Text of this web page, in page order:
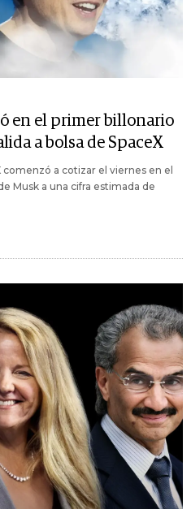
en el primer billonario
a bolsa de SpaceX
a cotizar el viernes en el
Musk a una cifra estimada de